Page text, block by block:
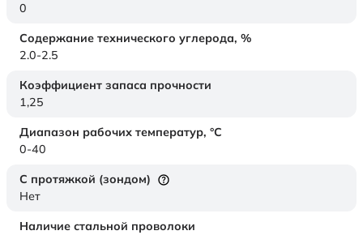
0
Содержание технического углерода, %
2.0-2.5
Коэффициент запаса прочности
1,25
Диапазон рабочих температур, °C
0-40
С протяжкой (зондом)
Нет
Наличие стальной проволоки